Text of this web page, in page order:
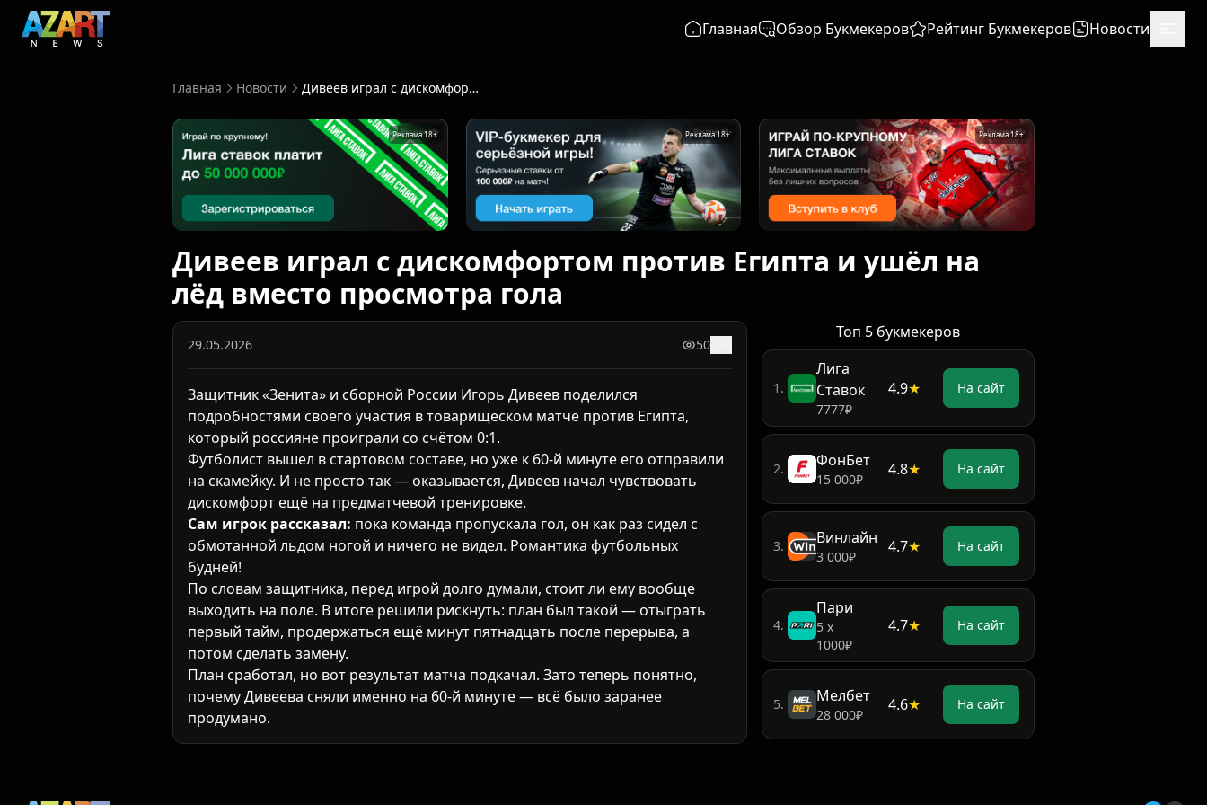
Главная Обзор Букмекеров Рейтинг Букмекеров Новости
Главная Новости Дивеев играл с дискомфортом против Египта и ушёл на лёд вместо просмотра гола
Реклама 18+ Реклама 18+ Реклама 18+
Дивеев играл с дискомфортом против Египта и ушёл на
лёд вместо просмотра гола
29.05.2026 50
Защитник «Зенита» и сборной России Игорь Дивеев поделился
подробностями своего участия в товарищеском матче против Египта,
который россияне проиграли со счётом 0:1.
Футболист вышел в стартовом составе, но уже к 60-й минуте его отправили
на скамейку. И не просто так — оказывается, Дивеев начал чувствовать
дискомфорт ещё на предматчевой тренировке.
Сам игрок рассказал: пока команда пропускала гол, он как раз сидел с
обмотанной льдом ногой и ничего не видел. Романтика футбольных
будней!
По словам защитника, перед игрой долго думали, стоит ли ему вообще
выходить на поле. В итоге решили рискнуть: план был такой — отыграть
первый тайм, продержаться ещё минут пятнадцать после перерыва, а
потом сделать замену.
План сработал, но вот результат матча подкачал. Зато теперь понятно,
почему Дивеева сняли именно на 60-й минуте — всё было заранее
продумано.
Топ 5 букмекеров
1.
Лига
Ставок
7777₽
4.9★ На сайт
2. ФонБет
15 000₽
4.8★ На сайт
3. Винлайн
3 000₽
4.7★ На сайт
4.
Пари
5 х
1000₽
4.7★ На сайт
5. Мелбет
28 000₽
4.6★ На сайт